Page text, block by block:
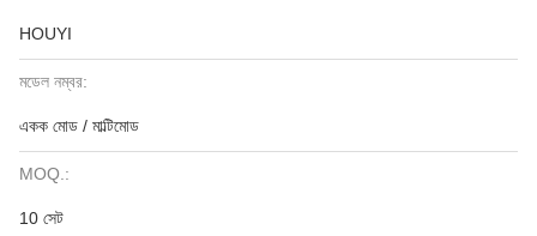
HOUYI
মডেল নম্বর:
একক মোড / মাল্টিমোড
MOQ.:
10 সেট